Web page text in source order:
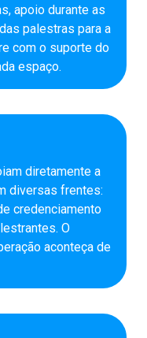
apoio durante as
palestras para a
com o suporte do
espaço.
diretamente a
diversas frentes:
credenciamento
O
aconteça de